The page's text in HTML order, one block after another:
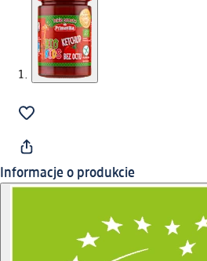
Informacje o produkcie